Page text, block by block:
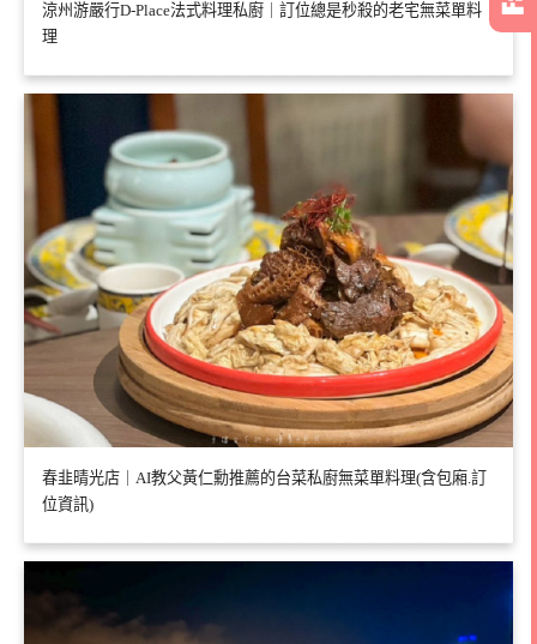
涼州游嚴行D-Place法式料理私廚｜訂位總是秒殺的老宅無菜單料
理
春韭晴光店｜AI教父黃仁勳推薦的台菜私廚無菜單料理(含包廂.訂
位資訊)